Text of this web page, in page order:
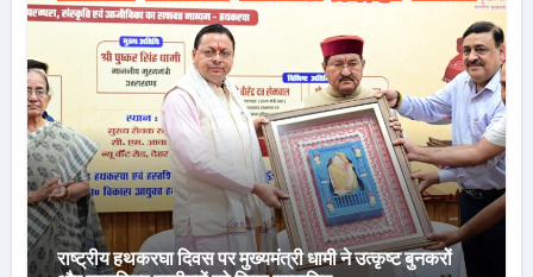
राष्ट्रीय हथकरघा दिवस पर मुख्यमंत्री धामी ने उत्कृष्ट बुनकरों